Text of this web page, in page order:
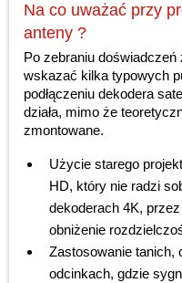
Na co uważać przy
anteny ?
Po zebraniu
wskazać kilka typowych
podłączeniu dekodera
działa, mimo że
zmontowane.
Użycie starego
HD, który nie radzi
dekoderach 4K,
obniżenie
Zastosowanie tanich,
odcinkach, gdzie